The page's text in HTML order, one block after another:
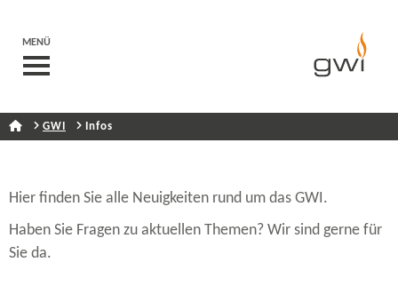
MENÜ
GWI Infos
Hier finden Sie alle Neuigkeiten rund um das GWI.
Haben Sie Fragen zu aktuellen Themen? Wir sind gerne für
Sie da.